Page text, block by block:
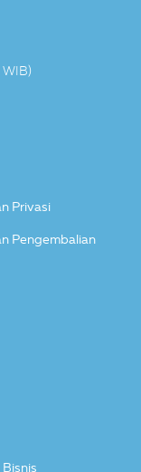
Privasi
Pengembalian